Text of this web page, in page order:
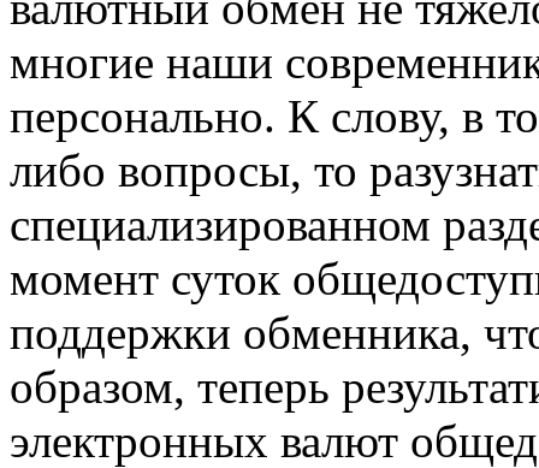
многие наши
персонально. К слову, в
либо вопросы, то
специализированном
момент суток
поддержки обменника,
образом, теперь
электронных валют